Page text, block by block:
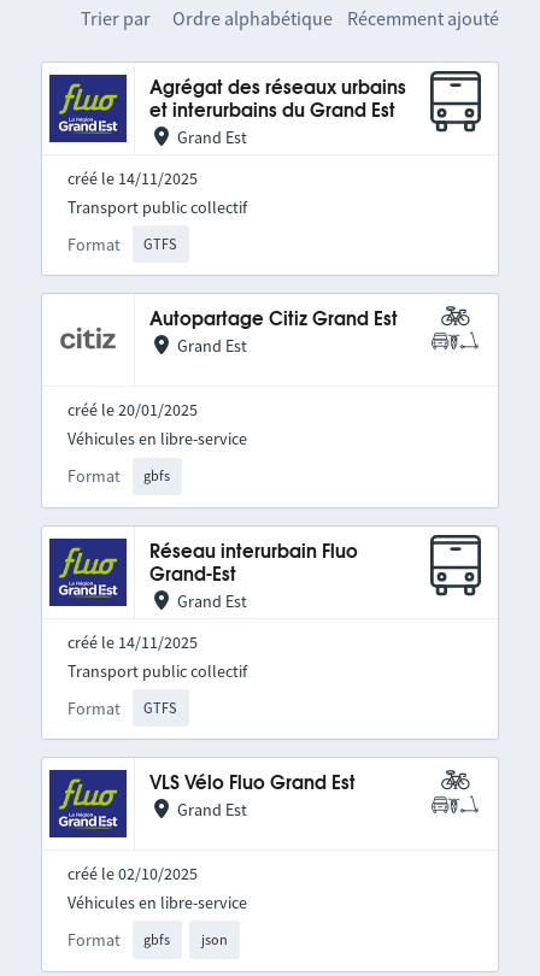
Trier par Ordre alphabétique Récemment ajouté
Agrégat des réseaux urbains
et interurbains du Grand Est
Grand Est
créé le 14/11/2025
Format GTFS
Transport public collectif
Autopartage Citiz Grand Est
Grand Est
créé le 20/01/2025
Format gbfs
Véhicules en libre-service
Réseau interurbain Fluo
Grand-Est
Grand Est
créé le 14/11/2025
Format GTFS
Transport public collectif
VLS Vélo Fluo Grand Est
Grand Est
créé le 02/10/2025
Format gbfs json
Véhicules en libre-service